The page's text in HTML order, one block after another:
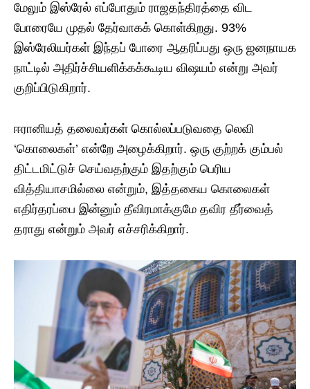
மேலும் இஸ்ரேல் எப்போதும் ராஜதந்திரத்தை விட
போரையே முதல் தேர்வாகக் கொள்கிறது. 93%
இஸ்ரேலியர்கள் இந்தப் போரை ஆதரிப்பது ஒரு ஜனநாயக
நாட்டில் அதிர்ச்சியளிக்கக்கூடிய விஷயம் என்று அவர்
குறிப்பிடுகிறார்.
ஈரானியத் தலைவர்கள் கொல்லப்படுவதை லெவி
‘கொலைகள்’ என்றே அழைக்கிறார். ஒரு குற்றக் கும்பல்
திட்டமிட்டுச் செய்வதற்கும் இதற்கும் பெரிய
வித்தியாசமில்லை என்றும், இத்தகைய கொலைகள்
எதிர்தரப்பை இன்னும் தீவிரமாக்குமே தவிர தீர்வைத்
தராது என்றும் அவர் எச்சரிக்கிறார்.